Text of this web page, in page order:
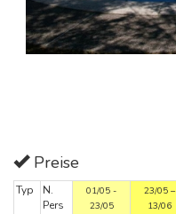
Preise
Typ
N.
Pers
01/05 -
23/05
23/05 –
13/06